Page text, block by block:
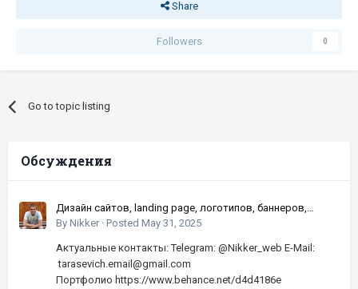
Share
Followers 0
Go to topic listing
Обсуждения
Дизайн сайтов, landing page, логотипов, баннеров,
шапок | Высокое качество, по хорошей цене
By Nikker · Posted May 31, 2025
Актуальные контакты: Telegram: @Nikker_web E-Mail:
tarasevich.email@gmail.com
Портфолио https://www.behance.net/d4d4186e